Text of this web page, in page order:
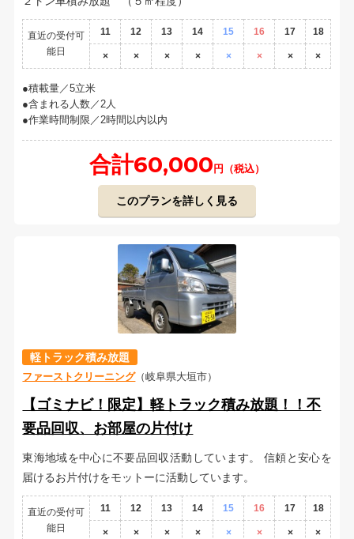
直近の受付可
能日
11 12 13 14 15 16 17 18
× × × × × × × ×
積載量／5立米
含まれる人数／2人
作業時間制限／2時間以内以内
合計60,000 円（税込）
このプランを詳しく見る
軽トラック積み放題
ファーストクリーニング（岐阜県大垣市）
【ゴミナビ！限定】軽トラック積み放題！！不
要品回収、お部屋の片付け
東海地域を中心に不要品回収活動しています。 信頼と安心を
届けるお片付けをモットーに活動しています。
直近の受付可
能日
11 12 13 14 15 16 17 18
× × × × × × × ×